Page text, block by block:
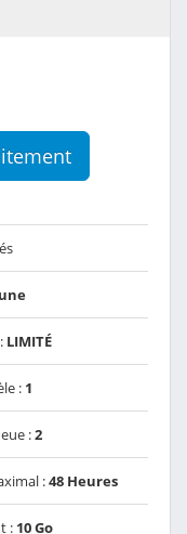
LIMITÉ
: 1
:2
:48 Heures
: 10 Go